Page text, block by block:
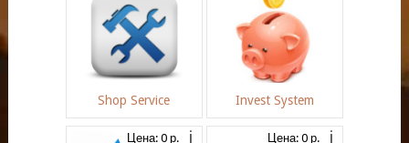
Shop Service Invest System
Цена: 0 р. Цена: 0 р.